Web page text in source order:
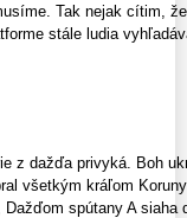
Tak nejak cítim,
stále ludia
z dažďa privyká. Boh
všetkým kráľom
spútany A siaha